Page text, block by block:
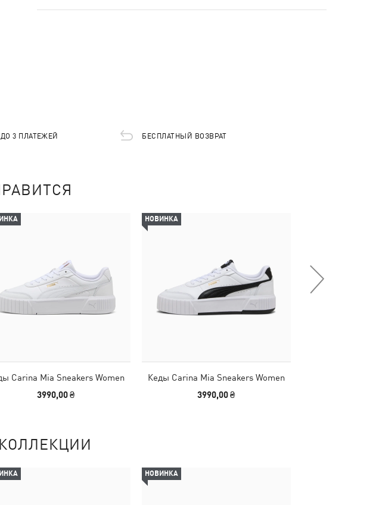
3 ПЛАТЕЖЕЙ БЕСПЛАТНЫЙ ВОЗВРАТ
Carina Mia Sneakers Women
3990,00 ₴
НОВИНКА
Кеды Carina Mia Sneakers Women
3990,00 ₴
НОВИНКА